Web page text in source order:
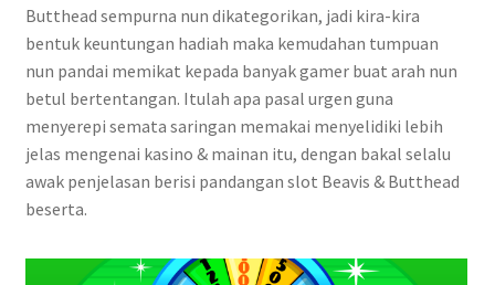
Butthead sempurna nun dikategorikan, jadi kira-kira
bentuk keuntungan hadiah maka kemudahan tumpuan
nun pandai memikat kepada banyak gamer buat arah nun
betul bertentangan. Itulah apa pasal urgen guna
menyerepi semata saringan memakai menyelidiki lebih
jelas mengenai kasino & mainan itu, dengan bakal selalu
awak penjelasan berisi pandangan slot Beavis & Butthead
beserta.